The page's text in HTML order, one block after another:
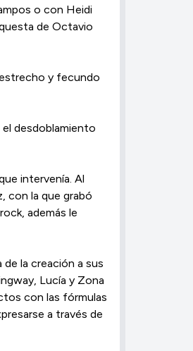
o con Heidi
de Octavio
y fecundo
desdoblamiento
intervenía. Al
con la que grabó
además le
la creación a sus
Lu­cía y Zona
con las fórmulas
a través de